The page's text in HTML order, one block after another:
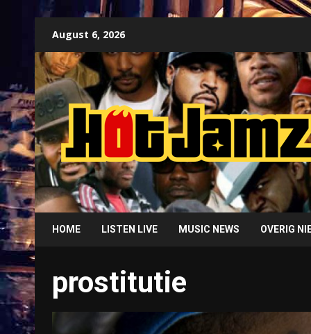
content
August 6, 2026
HOME LISTEN LIVE MUSIC NEWS OVERIG
prostitutie